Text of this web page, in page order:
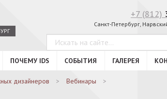
+7 (812)
Санкт-Петербург,
ПОЧЕМУ IDS СОБЫТИЯ ГАЛЕРЕЯ
дизайнеров
Вебинары